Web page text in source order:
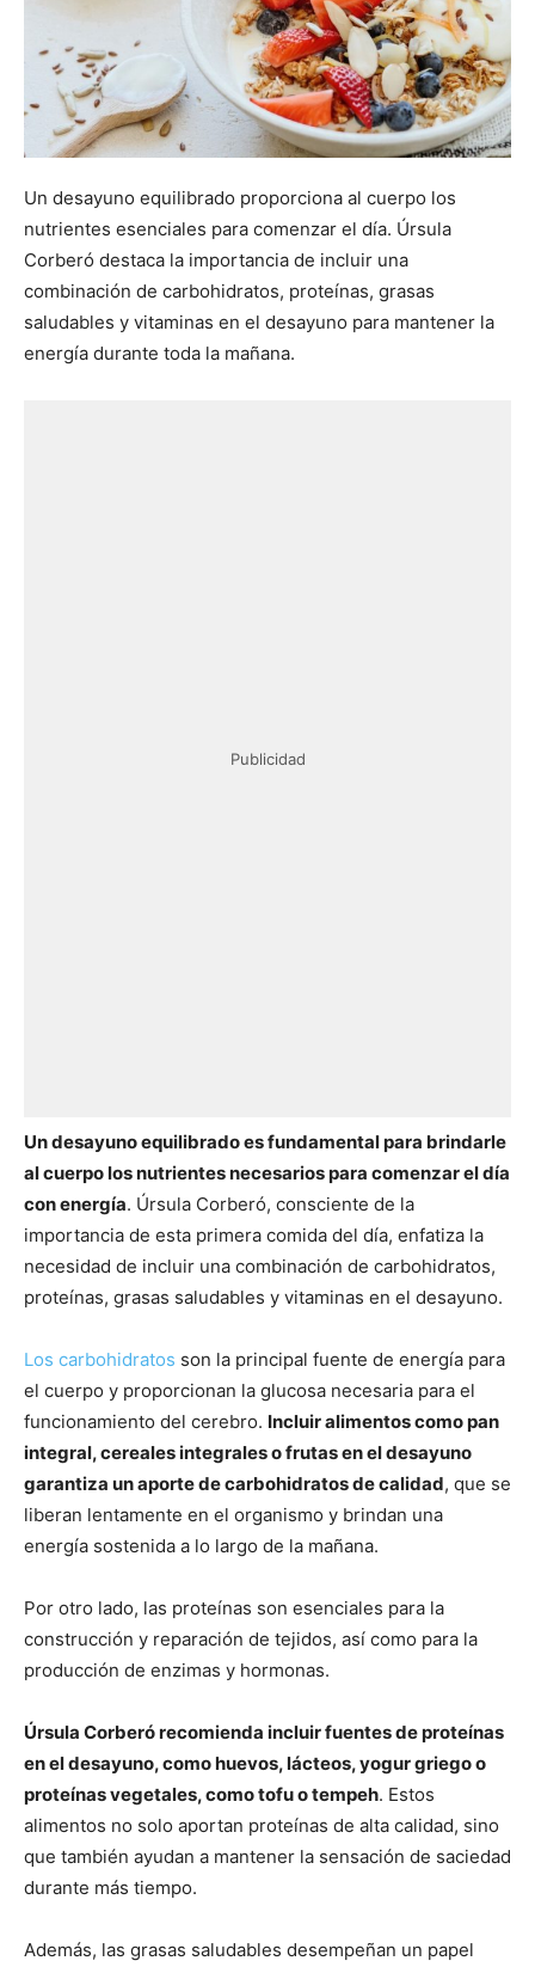
Un desayuno equilibrado proporciona al cuerpo los
nutrientes esenciales para comenzar el día. Úrsula
Corberó destaca la importancia de incluir una
combinación de carbohidratos, proteínas, grasas
saludables y vitaminas en el desayuno para mantener la
energía durante toda la mañana.
Publicidad
Un desayuno equilibrado es fundamental para brindarle
al cuerpo los nutrientes necesarios para comenzar el día
con energía. Úrsula Corberó, consciente de la
importancia de esta primera comida del día, enfatiza la
necesidad de incluir una combinación de carbohidratos,
proteínas, grasas saludables y vitaminas en el desayuno.
Los carbohidratos son la principal fuente de energía para
el cuerpo y proporcionan la glucosa necesaria para el
funcionamiento del cerebro. Incluir alimentos como pan
integral, cereales integrales o frutas en el desayuno
garantiza un aporte de carbohidratos de calidad, que se
liberan lentamente en el organismo y brindan una
energía sostenida a lo largo de la mañana.
Por otro lado, las proteínas son esenciales para la
construcción y reparación de tejidos, así como para la
producción de enzimas y hormonas.
Úrsula Corberó recomienda incluir fuentes de proteínas
en el desayuno, como huevos, lácteos, yogur griego o
proteínas vegetales, como tofu o tempeh. Estos
alimentos no solo aportan proteínas de alta calidad, sino
que también ayudan a mantener la sensación de saciedad
durante más tiempo.
Además, las grasas saludables desempeñan un papel